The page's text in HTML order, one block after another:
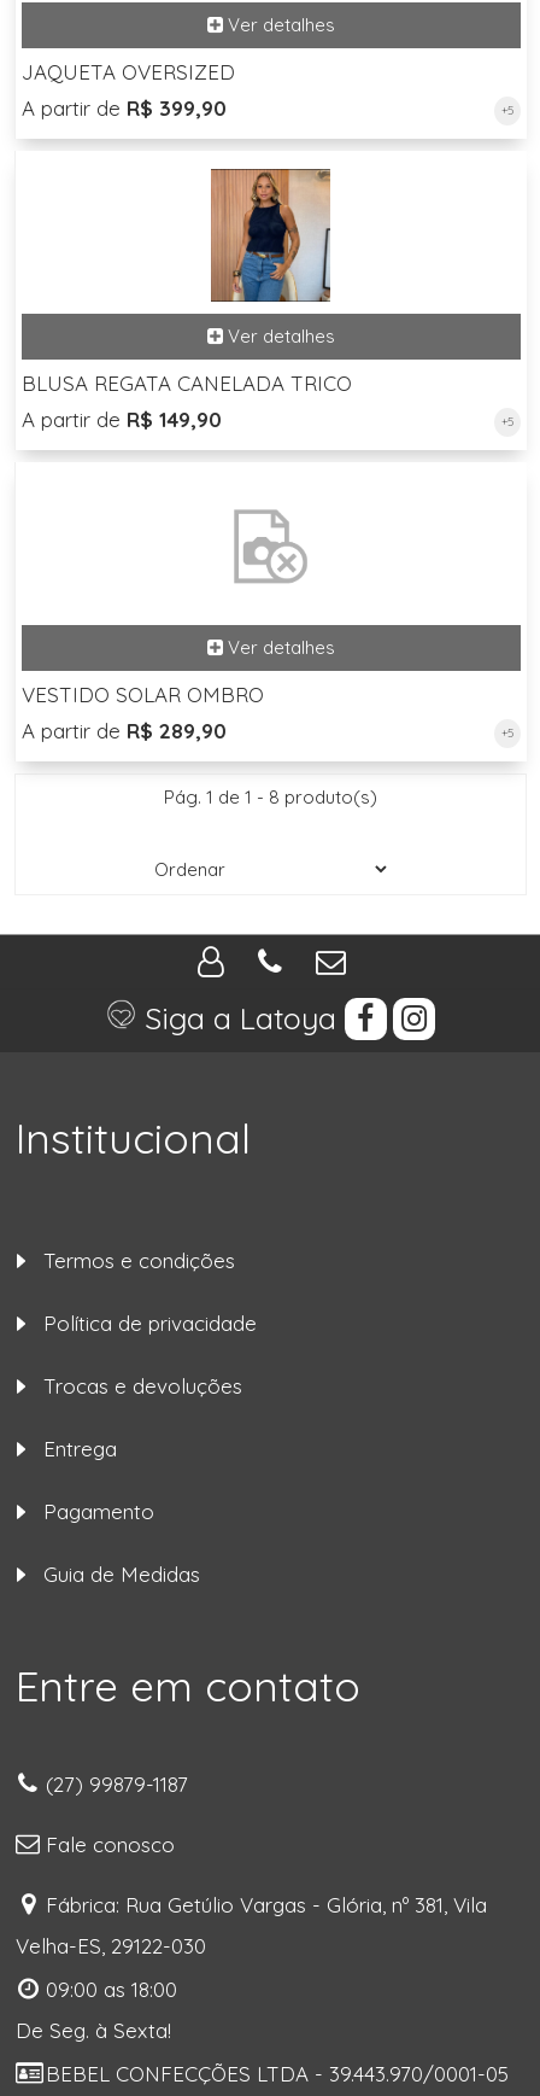
JAQUETA OVERSIZED
A partir de R$ 399,90 +5
BLUSA REGATA CANELADA TRICO
A partir de R$ 149,90 +5
VESTIDO SOLAR OMBRO
A partir de R$ 289,90 +5
Pág. 1 de 1 - 8 produto(s)
Siga a Latoya
Institucional
Termos e condições
Política de privacidade
Trocas e devoluções
Entrega
Pagamento
Guia de Medidas
Entre em contato
(27) 99879-1187
Fale conosco
Fábrica: Rua Getúlio Vargas - Glória, nº 381, Vila
Velha-ES, 29122-030
09:00 as 18:00
De Seg. à Sexta!
BEBEL CONFECÇÕES LTDA - 39.443.970/0001-05